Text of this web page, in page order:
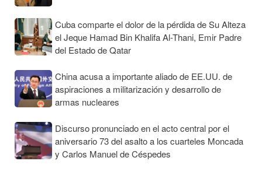
Cuba comparte el dolor de la pérdida de Su Alteza
el Jeque Hamad Bin Khalifa Al-Thani, Emir Padre
del Estado de Qatar
China acusa a importante aliado de EE.UU. de
aspiraciones a militarización y desarrollo de
armas nucleares
Discurso pronunciado en el acto central por el
aniversario 73 del asalto a los cuarteles Moncada
y Carlos Manuel de Céspedes